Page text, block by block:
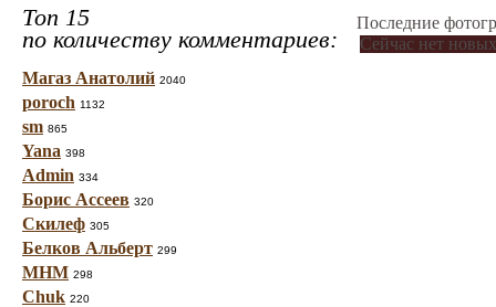
Топ 15
по количеству комментариев:
Магаз Анатолий 2040
poroch 1132
sm 865
Yana 398
Admin 334
Борис Ассеев 320
Скилеф 305
Белков Альберт 299
МНМ 298
Chuk 220
Последние
Сейчас нет